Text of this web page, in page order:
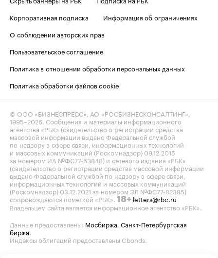
Корпоративная подписка
Информация об ограничениях
О соблюдении авторских прав
Пользовательское соглашение
Политика в отношении обработки персональных данных
Политика обработки файлов cookie
© ООО «БИЗНЕСПРЕСС», АО «РОСБИЗНЕСКОНСАЛТИНГ»,
1995–2026 . Сообщения и материалы информационного
агентства «РБК» (свидетельство о регистрации средства
массовой информации выдано Федеральной службой
по надзору в сфере связи, информационных технологий
и массовых коммуникаций (Роскомнадзор) 09.12.2015
за номером ИА №ФС77-63848) и сетевого издания «РБК»
(свидетельство о регистрации средства массовой информации
выдано Федеральной службой по надзору в сфере связи,
информационных технологий и массовых коммуникаций
(Роскомнадзор) 03.12.2021 за номером ЭЛ №ФС77-82385)
сопровождаются пометкой «РБК». 18+ letters@rbc.ru
Владельцем сайта является информационное агентство «РБК».
Данные предоставлены: Мосбиржа Санкт-Петербургская
биржа
Индексы облигаций предоставлены Cbonds.